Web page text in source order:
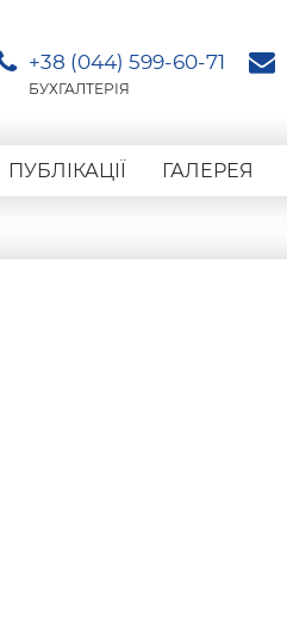
+38 (044) 599-60-71
БУХГАЛТЕРІЯ
ПУБЛІКАЦІЇ ГАЛЕРЕЯ